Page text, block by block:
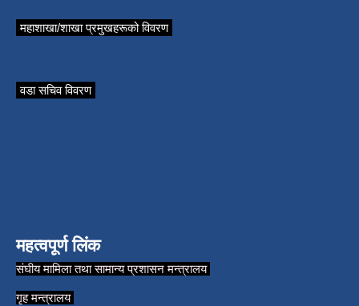
महाशाखा/शाखा प्रमुखहरूको विवरण
वडा सचिव विवरण
महत्वपूर्ण लिंक
संघीय मामिला तथा सामान्य प्रशासन मन्त्रालय
गृह मन्त्रालय